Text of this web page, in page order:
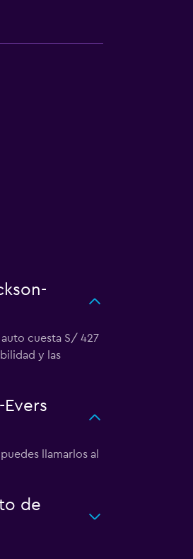
cuesta S/ 427
y las
llamarlos al
de